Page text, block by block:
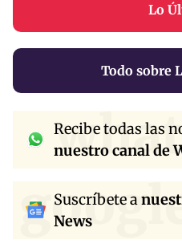
Lo
Todo sobre
Recibe todas las
nuestro canal de
Suscríbete a
News